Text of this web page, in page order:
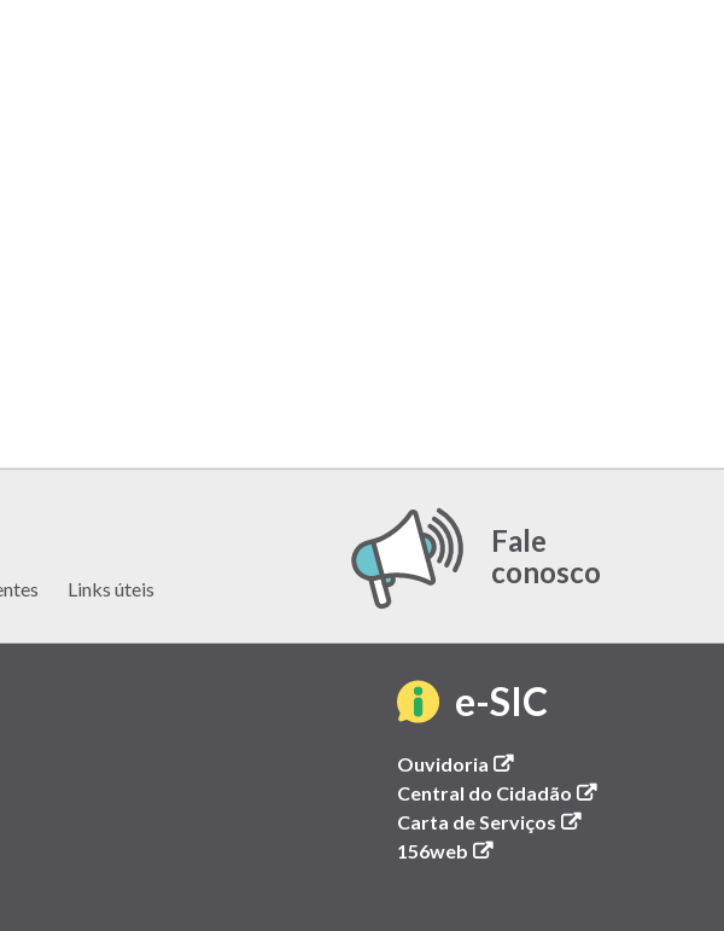
Links úteis
Fale
conosco
e-SIC(link
em
Ouvidoria (link
abre
em
nova
Central do Cidadão (link
abre
Carta de Serviços (link
156web (link